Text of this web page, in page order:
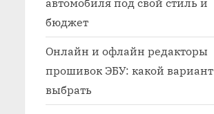
Автомобили в фильме электроник
бюджет
Онлайн и офлайн редакторы
прошивок ЭБУ: какой вариант
выбрать